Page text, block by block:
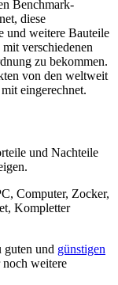
Benchmark-
diese
und weitere Bauteile
verschiedenen
zu bekommen.
von den weltweit
eingerechnet.
und Nachteile
Computer, Zocker,
Kompletter
und günstigen
weitere